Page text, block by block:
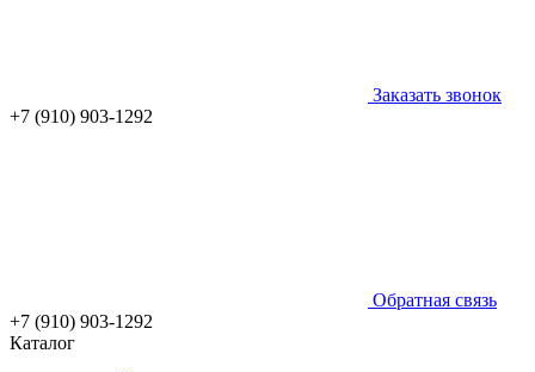
Заказать звонок
+7 (910) 903-1292
Обратная связь
+7 (910) 903-1292
Каталог